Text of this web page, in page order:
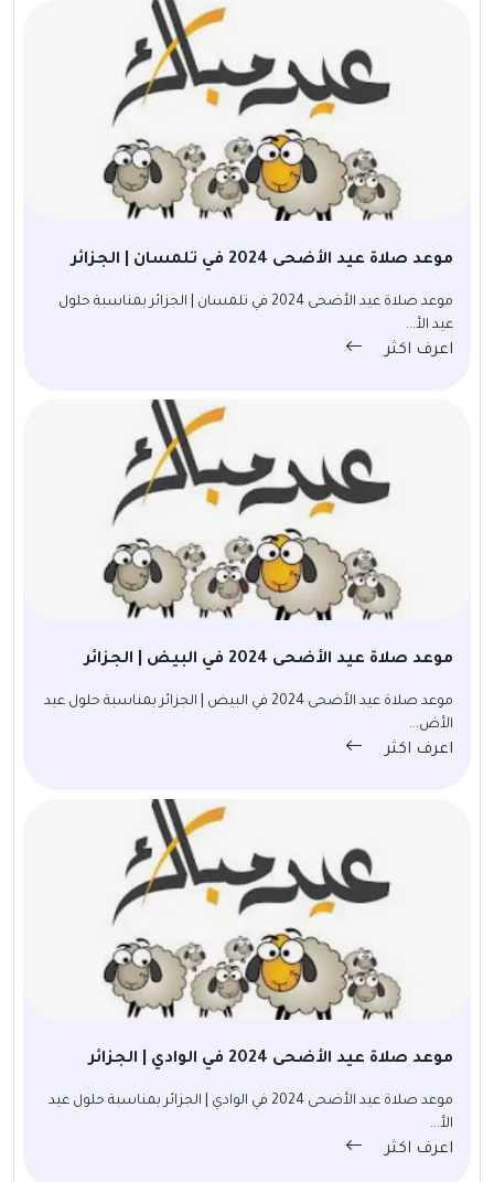
موعد صلاة عيد الأضحى 2024 في تلمسان | الجزائر
موعد صلاة عيد الأضحى 2024 في تلمسان | الجزائر بمناسبة حلول
عيد الأ...
اعرف اكثر
موعد صلاة عيد الأضحى 2024 في البيض | الجزائر
موعد صلاة عيد الأضحى 2024 في البيض | الجزائر بمناسبة حلول عيد
الأض...
اعرف اكثر
موعد صلاة عيد الأضحى 2024 في الوادي | الجزائر
موعد صلاة عيد الأضحى 2024 في الوادي | الجزائر بمناسبة حلول عيد
الأ...
اعرف اكثر